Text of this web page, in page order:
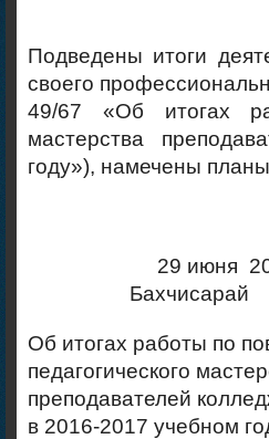
Подведены итоги
своего
49/67 «Об итогах
мастерства
году»), намечены
29
Об итогах работы по
педагогического
преподавателей
в 2016-2017 учебном